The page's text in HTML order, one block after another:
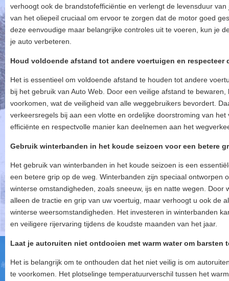
verhoogt ook de brandstofefficiëntie en verlengt de levensduur
van het oliepeil cruciaal om ervoor te zorgen dat de motor goed
deze eenvoudige maar belangrijke controles uit te voeren, kun je
je auto verbeteren.
Houd voldoende afstand tot andere voertuigen en respecteer
Het is essentieel om voldoende afstand te houden tot andere
bij het gebruik van Auto Web. Door een veilige afstand te
voorkomen, wat de veiligheid van alle weggebruikers bevordert.
verkeersregels bij aan een vlotte en ordelijke doorstroming van
efficiënte en respectvolle manier kan deelnemen aan het
Gebruik winterbanden in het koude seizoen voor een betere
Het gebruik van winterbanden in het koude seizoen is een
een betere grip op de weg. Winterbanden zijn speciaal ontworpen
winterse omstandigheden, zoals sneeuw, ijs en natte wegen.
alleen de tractie en grip van uw voertuig, maar verhoogt u ook de
winterse weersomstandigheden. Het investeren in winterbanden
en veiligere rijervaring tijdens de koudste maanden van het jaar.
Laat je autoruiten niet ontdooien met warm water om barsten
Het is belangrijk om te onthouden dat het niet veilig is om
te voorkomen. Het plotselinge temperatuurverschil tussen het